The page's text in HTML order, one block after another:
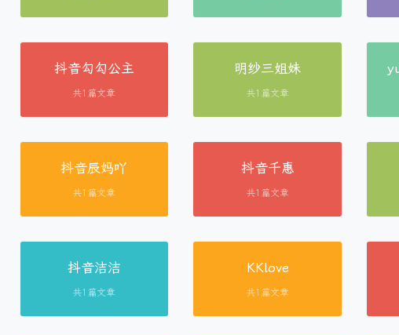
抖音勾勾公主
共1篇文章
明纱三姐妹
共1篇文章
抖音辰妈吖
共1篇文章
抖音千惠
共1篇文章
抖音洁洁
共1篇文章
KKlove
共1篇文章